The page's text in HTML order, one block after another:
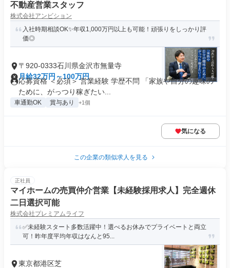
不動産営業スタッフ
株式会社アンビション
入社時期相談OK✨年収1,000万円以上も可能！頑張りをしっかり評
価◎
〒920-0333石川県金沢市無量寺
月給32万円～100万円
応募資格 ＜必須＞ 営業経験 学歴不問 「家族や自分の趣味の
ために、がっつり稼ぎたい...
車通勤OK 賞与あり +1個
気になる
この企業の類似求人を見る
正社員
マイホームの売買仲介営業【未経験採用求人】完全週休
二日選択可能
株式会社プレミアムライフ
✅未経験スタート多数活躍中！選べるお休みでプライベートと両立
可！昨年度平均年収はなんと95...
東京都港区芝